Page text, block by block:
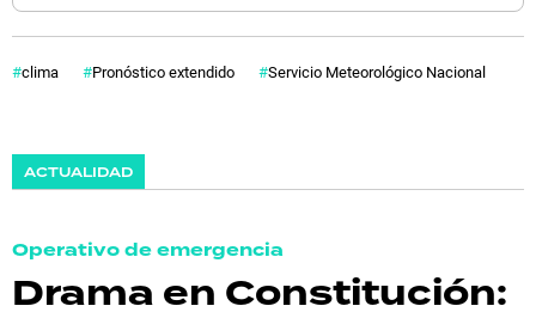
clima Pronóstico extendido Servicio Meteorológico Nacional
ACTUALIDAD
Operativo de emergencia
Drama en Constitución: